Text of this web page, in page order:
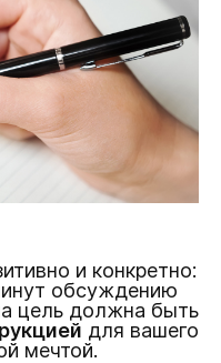
и конкретно:
обсуждению
цель должна быть
для вашего
мечтой.